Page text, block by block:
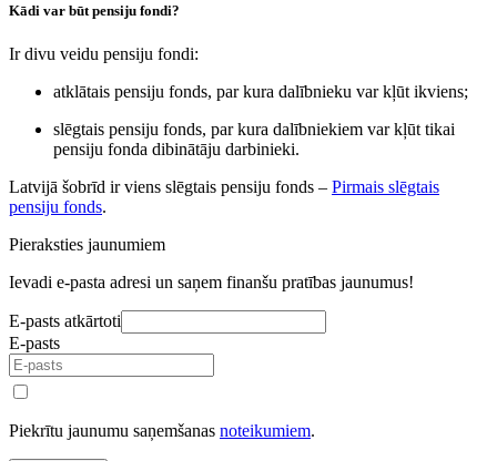
Kādi var būt pensiju fondi?
Ir divu veidu pensiju fondi:
atklātais pensiju fonds, par kura dalībnieku var kļūt ikviens;
slēgtais pensiju fonds, par kura dalībniekiem var kļūt tikai
pensiju fonda dibinātāju darbinieki.
Latvijā šobrīd ir viens slēgtais pensiju fonds – Pirmais slēgtais
pensiju fonds.
Pieraksties jaunumiem
Ievadi e-pasta adresi un saņem finanšu pratības jaunumus!
E-pasts atkārtoti
E-pasts
Piekrītu jaunumu saņemšanas noteikumiem.